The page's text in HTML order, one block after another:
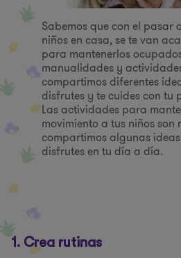
Sabemos que con el pasar
niños en casa, se te van
para mantenerlos
manualidades y
compartimos diferentes
disfrutes y te cuides con tu
Las actividades para
movimiento a tus niños son
compartimos algunas
disfrutes en tu día a día.
1. Crea rutinas